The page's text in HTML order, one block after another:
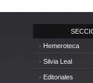
· Hemeroteca
· Silvia Leal
· Editoriales